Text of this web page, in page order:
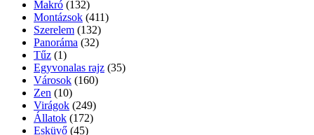
Makró (132)
Montázsok (411)
Szerelem (132)
Panoráma (32)
Tűz (1)
Egyvonalas rajz (35)
Városok (160)
Zen (10)
Virágok (249)
Állatok (172)
Esküvő (45)